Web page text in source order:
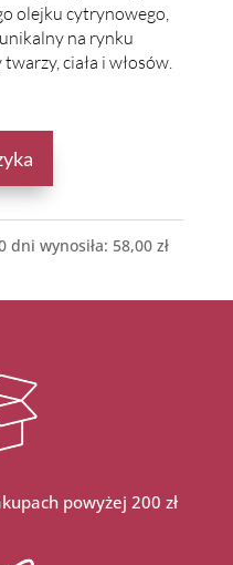
olejku cytrynowego,
na rynku
ciała i włosów.
dni wynosiła: 58,00 zł
powyżej 200 zł